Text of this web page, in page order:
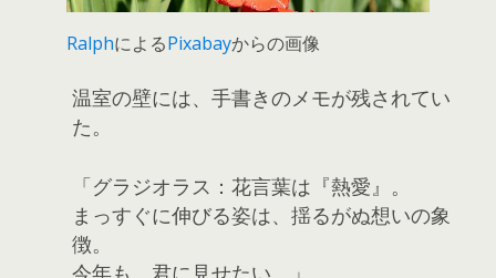
RalphによるPixabayからの画像
温室の壁には、手書きのメモが残されてい
た。
「グラジオラス：花言葉は『熱愛』。
まっすぐに伸びる姿は、揺るがぬ想いの象
徴。
今年も、君に見せたい。」